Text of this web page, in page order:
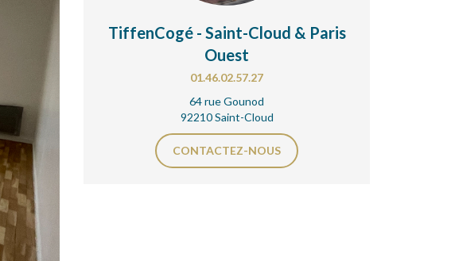
TiffenCogé - Saint-Cloud & Paris
Ouest
01.46.02.57.27
64 rue Gounod
92210 Saint-Cloud
CONTACTEZ-NOUS